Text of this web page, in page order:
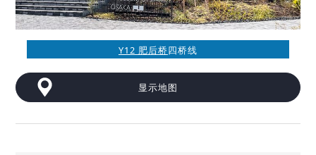
Y12 肥后桥四桥线
显示地图